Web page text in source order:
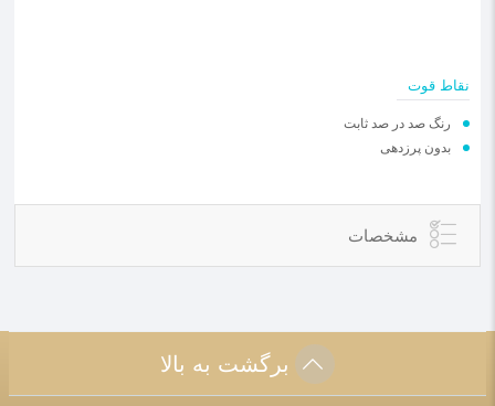
نقاط قوت
رنگ صد در صد ثابت
بدون پرزدهی
مشخصات
برگشت به بالا